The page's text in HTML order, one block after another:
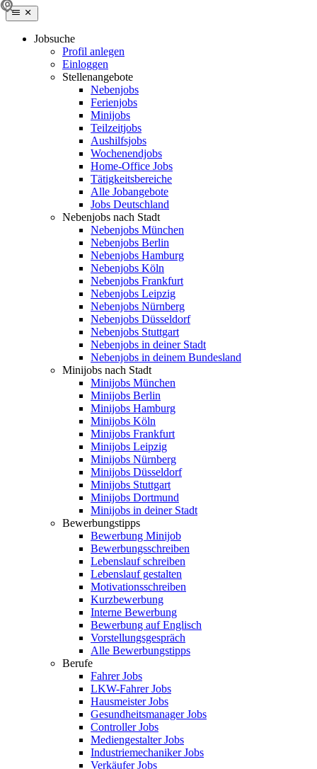
Jobsuche
Profil anlegen
Einloggen
Stellenangebote
Nebenjobs
Ferienjobs
Minijobs
Teilzeitjobs
Aushilfsjobs
Wochenendjobs
Home-Office Jobs
Tätigkeitsbereiche
Alle Jobangebote
Jobs Deutschland
Nebenjobs nach Stadt
Nebenjobs München
Nebenjobs Berlin
Nebenjobs Hamburg
Nebenjobs Köln
Nebenjobs Frankfurt
Nebenjobs Leipzig
Nebenjobs Nürnberg
Nebenjobs Düsseldorf
Nebenjobs Stuttgart
Nebenjobs in deiner Stadt
Nebenjobs in deinem Bundesland
Minijobs nach Stadt
Minijobs München
Minijobs Berlin
Minijobs Hamburg
Minijobs Köln
Minijobs Frankfurt
Minijobs Leipzig
Minijobs Nürnberg
Minijobs Düsseldorf
Minijobs Stuttgart
Minijobs Dortmund
Minijobs in deiner Stadt
Bewerbungstipps
Bewerbung Minijob
Bewerbungsschreiben
Lebenslauf schreiben
Lebenslauf gestalten
Motivationsschreiben
Kurzbewerbung
Interne Bewerbung
Bewerbung auf Englisch
Vorstellungsgespräch
Alle Bewerbungstipps
Berufe
Fahrer Jobs
LKW-Fahrer Jobs
Hausmeister Jobs
Gesundheitsmanager Jobs
Controller Jobs
Mediengestalter Jobs
Industriemechaniker Jobs
Verkäufer Jobs